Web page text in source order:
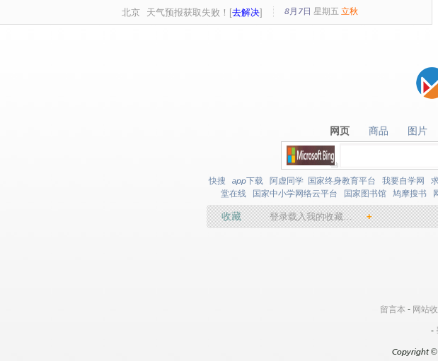
北京 天气预报获取失败！[去解决] 8月7日 星期五 立秋
网页
网页 商品
商品 图片
图片
快搜 app下载 阿虚同学 国家终身教育平台 我要自学网
堂在线
国家中小学网络云平台 国家图书馆 鸠摩搜书
收藏 登录载入我的收藏… +
留言本 - 网站
-
Copyright©